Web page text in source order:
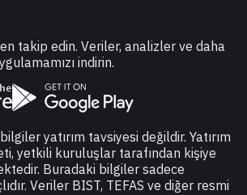
takip edin. Veriler, analizler ve daha
indirin.
yatırım tavsiyesi değildir. Yatırım
yetkili kuruluşlar tarafından kişiye
Buradaki bilgiler sadece
Veriler BIST, TEFAS ve diğer resmi